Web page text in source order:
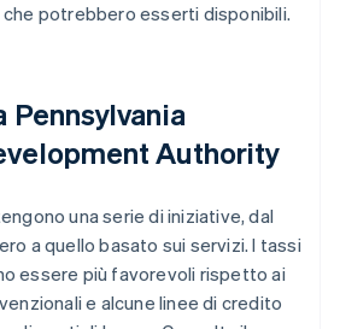
che potrebbero esserti disponibili.
Authority
una serie di iniziative, dal
a quello basato sui servizi. I tassi
essere più favorevoli rispetto ai
e alcune linee di credito